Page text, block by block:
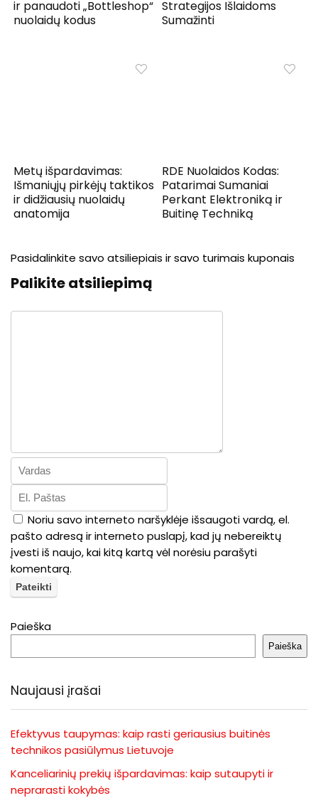
ir panaudoti „Bottleshop“
nuolaidų kodus
Strategijos Išlaidoms
Sumažinti
Metų išpardavimas:
Išmaniųjų pirkėjų taktikos
ir didžiausių nuolaidų
anatomija
RDE Nuolaidos Kodas:
Patarimai Sumaniai
Perkant Elektroniką ir
Buitinę Techniką
Pasidalinkite savo atsiliepiais ir savo turimais kuponais
Palikite atsiliepimą
Noriu savo interneto naršyklėje išsaugoti vardą, el.
pašto adresą ir interneto puslapį, kad jų nebereiktų
įvesti iš naujo, kai kitą kartą vėl norėsiu parašyti
komentarą.
Paieška
Paieška
Naujausi įrašai
Efektyvus taupymas: kaip rasti geriausius buitinės
technikos pasiūlymus Lietuvoje
Kanceliarinių prekių išpardavimas: kaip sutaupyti ir
neprarasti kokybės